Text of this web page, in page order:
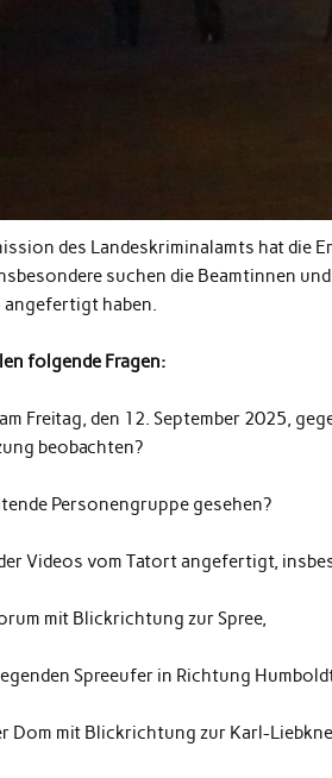
des Landeskriminalamts hat die
suchen die Beamtinnen
haben.
folgende Fragen:
Freitag, den 12. September 2025,
beobachten?
Personengruppe gesehen?
Videos vom Tatort angefertigt,
mit Blickrichtung zur Spree,
Spreeufer in Richtung
Dom mit Blickrichtung zur Karl-